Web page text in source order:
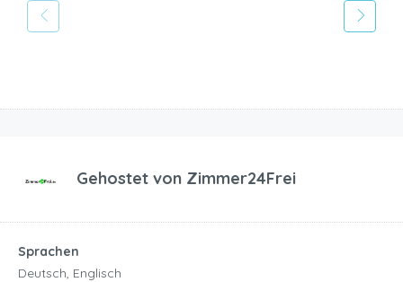
Gehostet von Zimmer24Frei
Sprachen
Deutsch, Englisch